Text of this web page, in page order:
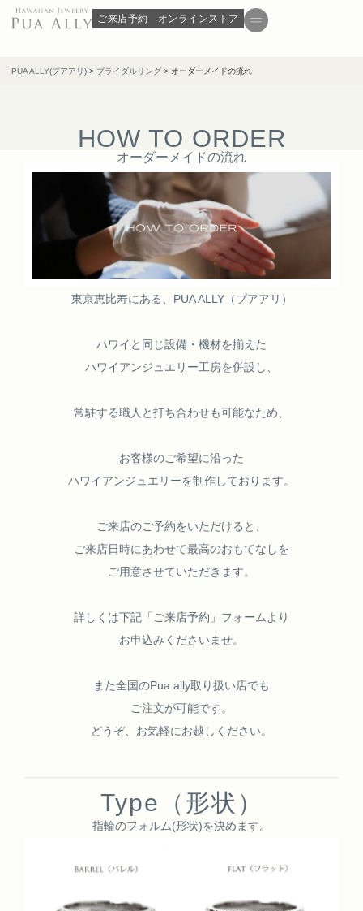
ご来店予約 オンラインストア
PUA ALLY(プアアリ) > ブライダルリング > オーダーメイドの流れ
HOW TO ORDER
オーダーメイドの流れ
東京恵比寿にある、PUA ALLY（プアアリ）
ハワイと同じ設備・機材を揃えた
ハワイアンジュエリー工房を併設し、
常駐する職人と打ち合わせも可能なため、
お客様のご希望に沿った
ハワイアンジュエリーを制作しております。
ご来店のご予約をいただけると、
ご来店日時にあわせて最高のおもてなしを
ご用意させていただきます。
詳しくは下記「ご来店予約」フォームより
お申込みくださいませ。
また全国のPua ally取り扱い店でも
ご注文が可能です。
どうぞ、お気軽にお越しください。
Type（形状）
指輪のフォルム(形状)を決めます。